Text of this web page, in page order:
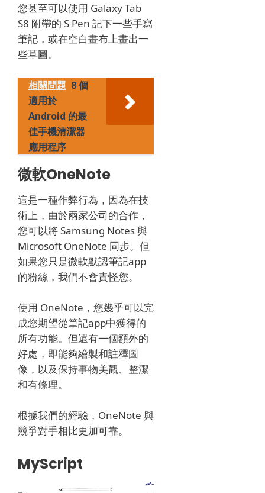
您甚至可以使用 Galaxy Tab
S8 附帶的 S Pen 記下一些手寫
筆記，或在空白畫布上畫出一
些草圖。
相關問題 8 個
適用於
Android 的最
佳手機清潔器
應用程序
微軟OneNote
這是一種作弊行為，因為在技
術上，由於兩家公司的合作，
您可以將 Samsung Notes 與
Microsoft OneNote 同步。 但
如果您只是微軟默認筆記app
的粉絲，我們不會責怪您。
使用 OneNote，您幾乎可以完
成您期望從筆記app中獲得的
所有功能。 但還有一個額外的
好處，即能夠繪製和註釋圖
像，以及保持事物美觀、整潔
和有條理。
根據我們的經驗，OneNote 與
競爭對手相比更加可靠。
MyScript